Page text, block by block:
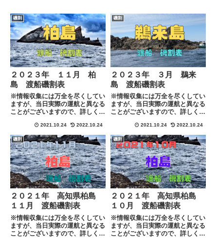
磯割
２０２３年 １１月 柏
島 渡船磯割表
※情報収集には万全を尽くしてい
ますが、当日実際の運航と異なる
ことがございますので、詳しくは
先にて直接ご確認お願い致しま
す。
2021.10.24 2022.10.24
磯割
２０２３年 ３月 鵜来
島 渡船磯割表
※情報収集には万全を尽くしてい
ますが、当日実際の運航と異なる
ことがございますので、詳しくは
先にて直接ご確認お願い致しま
す。
2021.10.24 2022.10.24
磯割
２０２１年 高知県柏島
１１月 渡船磯割表
※情報収集には万全を尽くしてい
ますが、当日実際の運航と異なる
ことがございますので、詳しくは
磯割
２０２１年 高知県柏島
１０月 渡船磯割表
※情報収集には万全を尽くしてい
ますが、当日実際の運航と異なる
ことがございますので、詳しくは